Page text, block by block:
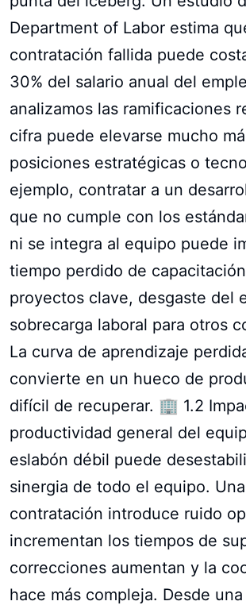
Department of Labor estima
contratación fallida puede
30% del salario anual del
analizamos las ramificaciones
cifra puede elevarse mucho
posiciones estratégicas o
ejemplo, contratar a un
que no cumple con los
ni se integra al equipo puede
tiempo perdido de
proyectos clave, desgaste del
sobrecarga laboral para otros
La curva de aprendizaje
convierte en un hueco de
difícil de recuperar. 🏢 1.2
productividad general del
eslabón débil puede
sinergia de todo el equipo.
contratación introduce ruido
incrementan los tiempos de
correcciones aumentan y la
hace más compleja. Desde